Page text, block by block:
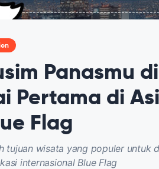
Panasmu
Pertama di
Flag
tujuan wisata yang populer untuk
internasional Blue Flag